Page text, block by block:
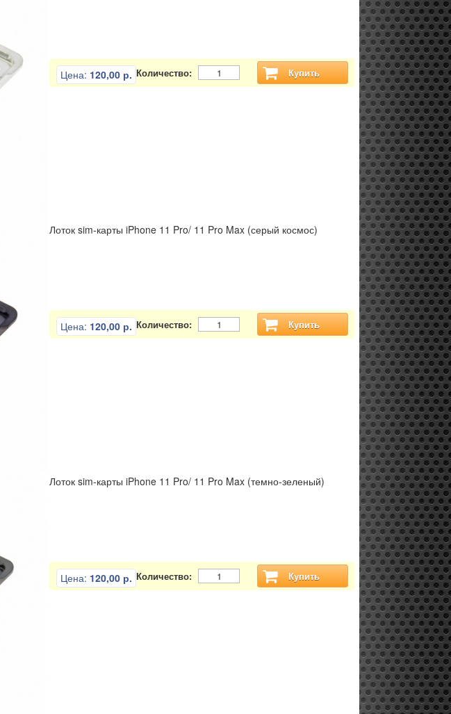
Цена: 120,00 р. Количество: Купить
Лоток sim-карты iPhone 11 Pro/ 11 Pro Max (серый космос)
Цена: 120,00 р. Количество: Купить
Лоток sim-карты iPhone 11 Pro/ 11 Pro Max (темно-зеленый)
Цена: 120,00 р. Количество: Купить